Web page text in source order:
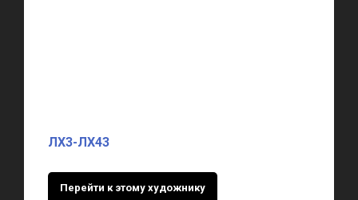
ЛХ3-ЛХ43
Перейти к этому художнику